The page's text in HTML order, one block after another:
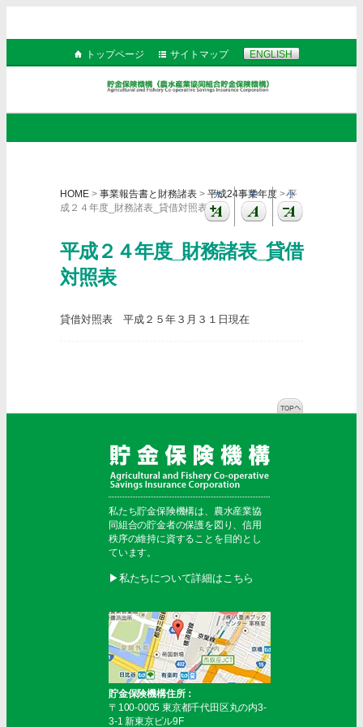
トップページ サイトマップ ENGLISH
HOME > 事業報告書と財務諸表 > 平成24事業年度 > 平
成２４年度_財務諸表_貸借対照表
平成２４年度_財務諸表_貸借
対照表
貸借対照表 平成２５年３月３１日現在
大 中 小
私たち貯金保険機構は、農水産業協
同組合の貯金者の保護を図り、信用
秩序の維持に資することを目的とし
ています。
▶︎私たちについて詳細はこちら
貯金保険機構住所：
〒100-0005 東京都千代田区丸の内3-
3-1 新東京ビル9F